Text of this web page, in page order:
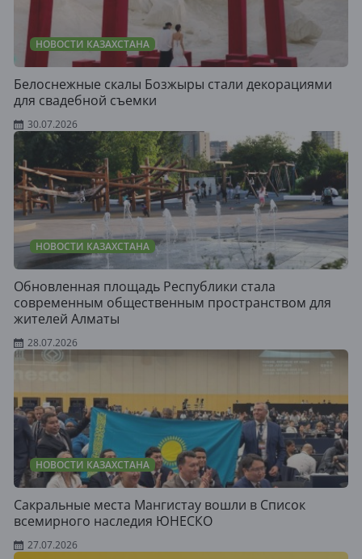
НОВОСТИ КАЗАХСТАНА
Белоснежные скалы Бозжыры стали декорациями
для свадебной съемки
30.07.2026
НОВОСТИ КАЗАХСТАНА
Обновленная площадь Республики стала
современным общественным пространством для
жителей Алматы
28.07.2026
НОВОСТИ КАЗАХСТАНА
Сакральные места Мангистау вошли в Список
всемирного наследия ЮНЕСКО
27.07.2026